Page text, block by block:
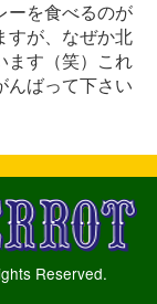
を食べるのが
すが、なぜか北
ます（笑）これ
んばって下さい
Reserved.